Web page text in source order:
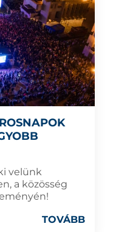
velünk
a közösség
TOVÁBB